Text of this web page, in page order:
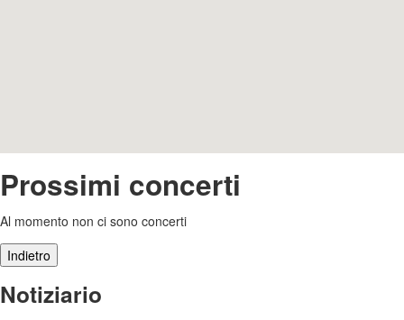
Prossimi concerti
Al momento non ci sono concerti
Notiziario